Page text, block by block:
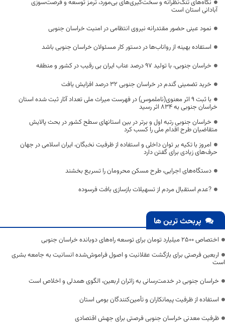
نگاه‌های تنگ‌نظرانه و سخت‌گیری‌های بی‌مورد، ترمز توسعه و فرصت‌سوزی
آبادانی استان است
نمود عینی حضور مقتدرانه نیروی انتظامی در امنیت خراسان جنوبی
استفاده بهینه از رواناب‌ها در دستور کار مسئولان خراسان جنوبی باشد
خراسان جنوبی، با تولید 97 درصد عناب ایران بی رقیب در کشور و منطقه
خرید تضمینی گندم در خراسان جنوبی ۳۲ درصد افزایش یافت
با ثبت 9 اثر معنوی(ناملموس) در فهرست میراث ملی تعداد آثار ثبت شده استان
خراسان جنوبی به 834 اثر رسید
خراسان جنوبی رتبه اول و برتر در بین استانهای سطح کشور در بحث پالایش
متقاضیان طرح اقدام ملی را کسب کرد
امروز با تکیه بر توان داخلی و استفاده از ظرفیت نخبگان، ایران اسلامی در جهان
حرف‌های زیادی برای گفتن دارد
دستگاه‌های اجرایی، طرح مسکن محرومان را تسریع بخشند
?عدم استقبال مردم از تسهیلات بازسازی بافت فرسوده
پربحث ترین ها
اختصاص 2500 میلیارد تومان برای توسعه راه‌های دوبانده خراسان جنوبی
اربعین فرصتی برای بازگشت عقلانیت و اصول فراموش‌شده انسانیت به جامعه بشری
است
خراسان جنوبی در خدمت‌رسانی به زائران اربعین، الگوی همدلی و اخلاص است
استفاده از ظرفیت پیمانکاران و تأمین‌کنندگان بومی استان
ظرفیت معدنی خراسان جنوبی فرصتی برای جهش اقتصادی